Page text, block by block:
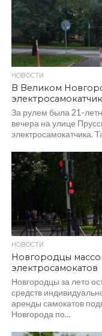
НОВОСТИ
В Великом
За рулем была 21-
вечера на улице
электросамокатчика.
НОВОСТИ
Новгородцы
электросамокатов
Новгородцы за лето
средств
аренды самокатов
Новгорода по...